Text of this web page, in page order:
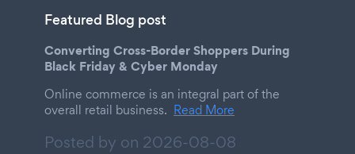
Featured Blog post
Converting Cross-Border Shoppers During
Black Friday & Cyber Monday
Online commerce is an integral part of the
overall retail business. Read More
Posted by on 2026-08-08